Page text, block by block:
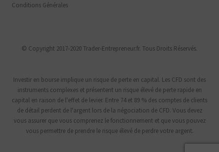
Conditions Générales
© Copyright 2017-2020 Trader-Entrepreneur.fr. Tous Droits Réservés.
Investir en bourse implique un risque de perte en capital. Les CFD sont des
instruments complexes et présentent un risque élevé de perte rapide en
capital en raison de l'effet de levier. Entre 74 et 89 % des comptes de clients
de détail perdent de l'argent lors de la négociation de CFD. Vous devez
vous assurer que vous comprenez le fonctionnement et que vous pouvez
vous permettre de prendre le risque élevé de perdre votre argent.